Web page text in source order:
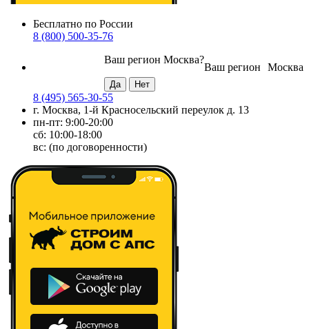
Бесплатно по России
8 (800) 500-35-76
Москва
Ваш регион
Ваш регион Москва?
8 (495) 565-30-55
г. Москва, 1-й Красносельский переулок д. 13
пн-пт: 9:00-20:00
сб: 10:00-18:00
вс: (по договоренности)